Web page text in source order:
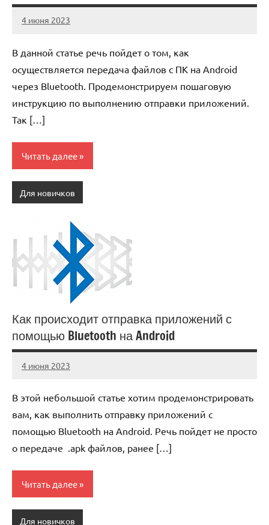
4 июня 2023
anti_shpion_
Нет
В данной статье речь пойдет о том, как
осуществляется передача файлов с ПК на Android
через Bluetooth. Продемонстрируем пошаговую
инструкцию по выполнению отправки приложений.
Так […]
Читать далее
Для новичков
Как происходит отправка приложений с
помощью Bluetooth на Android
4 июня 2023
anti_shpion_
Нет
В этой небольшой статье хотим продемонстрировать
вам, как выполнить отправку приложений с
помощью Bluetooth на Android. Речь пойдет не просто
о передаче .apk файлов, ранее […]
Читать далее
Для новичков